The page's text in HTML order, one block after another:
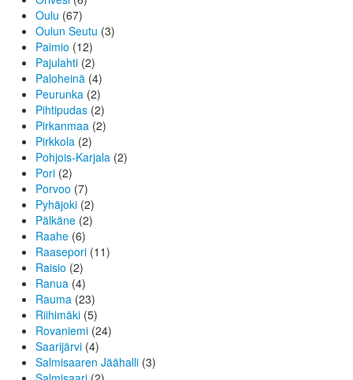
Oulu (67)
Oulun Seutu (3)
Paimio (12)
Pajulahti (2)
Paloheinä (4)
Peurunka (2)
Pihtipudas (2)
Pirkanmaa (2)
Pirkkola (2)
Pohjois-Karjala (2)
Pori (2)
Porvoo (7)
Pyhäjoki (2)
Pälkäne (2)
Raahe (6)
Raasepori (11)
Raisio (2)
Ranua (4)
Rauma (23)
Riihimäki (5)
Rovaniemi (24)
Saarijärvi (4)
Salmisaaren Jäähalli (3)